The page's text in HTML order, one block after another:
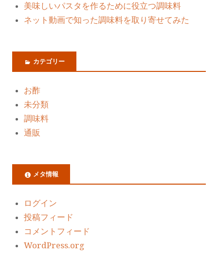
美味しいパスタを作るために役立つ調味料
ネット動画で知った調味料を取り寄せてみた
カテゴリー
お酢
未分類
調味料
通販
メタ情報
ログイン
投稿フィード
コメントフィード
WordPress.org